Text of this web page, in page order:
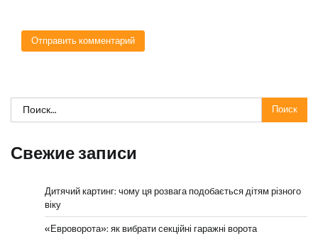
Найти:
Свежие записи
Дитячий картинг: чому ця розвага подобається дітям різного
віку
«Евроворота»: як вибрати секційні гаражні ворота